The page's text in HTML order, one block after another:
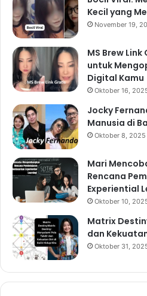
Kecil yang
November 19,
MS Brew
untuk
Digital Kamu
Oktober 16,
Jocky
Manusia di
Oktober 8, 2025
Mari
Rencana
Experiential
Oktober 10,
Matrix
dan
Oktober 31,